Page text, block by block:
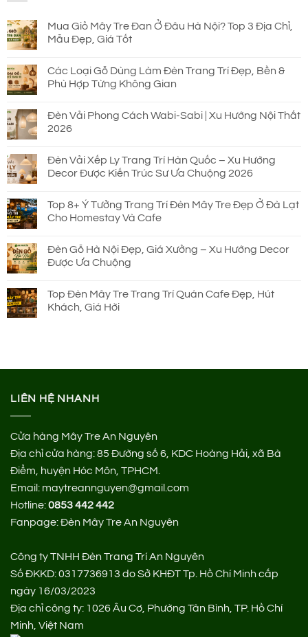
Mua Giỏ Mây Tre Đan Ở Đâu Hà Nội? Top 3 Địa Chỉ,
Mẫu Đẹp, Giá Tốt
Các Loại Gỗ Dùng Làm Đèn Trang Trí Đẹp, Bền &
Phù Hợp Từng Không Gian
Đèn Vải Phong Cách Wabi-Sabi | Xu Hướng Nội Thất
2026
Đèn Vải Xếp Ly Trang Trí Hàn Quốc – Xu Hướng
Decor Được Kiến Trúc Sư Ưa Chuộng 2026
Top 8+ Ý Tưởng Trang Trí Đèn Mây Tre Đẹp Ở Đà Lạt
Cho Homestay Và Cafe
Đèn Gỗ Hà Nội Đẹp, Giá Xưởng – Xu Hướng Decor
Được Ưa Chuộng
Top Đèn Mây Tre Trang Trí Quán Cafe Đẹp, Hút
Khách, Giá Hời
LIÊN HỆ NHANH
Cửa hàng Mây Tre An Nguyên
Địa chỉ cửa hàng:85 Đường số 6, KDC Hoàng Hải, xã Bà
Điểm, huyện Hóc Môn, TPHCM.
Email: maytreannguyen@gmail.com
Hotline:0853 442 442
Fanpage:Đèn Mây Tre An Nguyên
Công ty TNHH Đèn Trang Trí An Nguyên
Số ĐKKD: 0317736913 do Sở KHĐT Tp. Hồ Chí Minh cấp
ngày 16/03/2023
Địa chỉ công ty: 1026 Âu Cơ, Phường Tân Bình, TP. Hồ Chí
Minh, Việt Nam